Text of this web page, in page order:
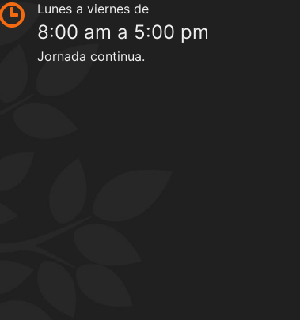
Lunes a viernes de
8:00 am a 5:00 pm
Jornada continua.